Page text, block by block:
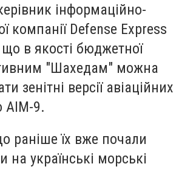
інформаційно-
компанії Defense Express
в якості бюджетної
"Шахедам" можна
зенітні версії авіаційних
AIM-9.
раніше їх вже почали
на українські морські